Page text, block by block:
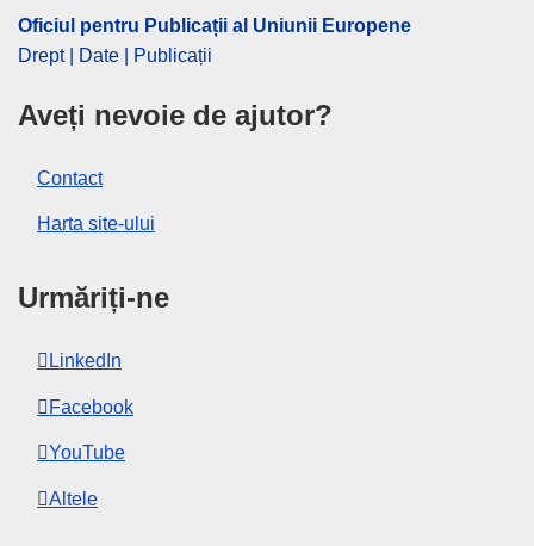
pdfa2a
Oficiul pentru Publicații al Uniunii Europene
Drept | Date | Publicații
Aveți nevoie de ajutor?
Contact
Harta site-ului
Urmăriți-ne
LinkedIn
Facebook
YouTube
Altele